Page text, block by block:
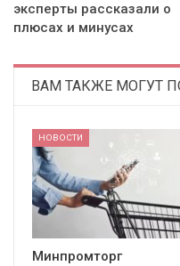
эксперты рассказали о
плюсах и минусах
ВАМ ТАКЖЕ МОГУТ
НОВОСТИ
Минпромторг